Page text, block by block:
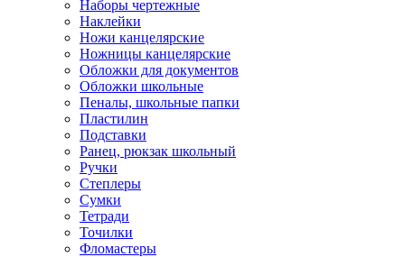
Наборы чертежные
Наклейки
Ножи канцелярские
Ножницы канцелярские
Обложки для документов
Обложки школьные
Пеналы, школьные папки
Пластилин
Подставки
Ранец, рюкзак школьный
Ручки
Степлеры
Сумки
Тетради
Точилки
Фломастеры